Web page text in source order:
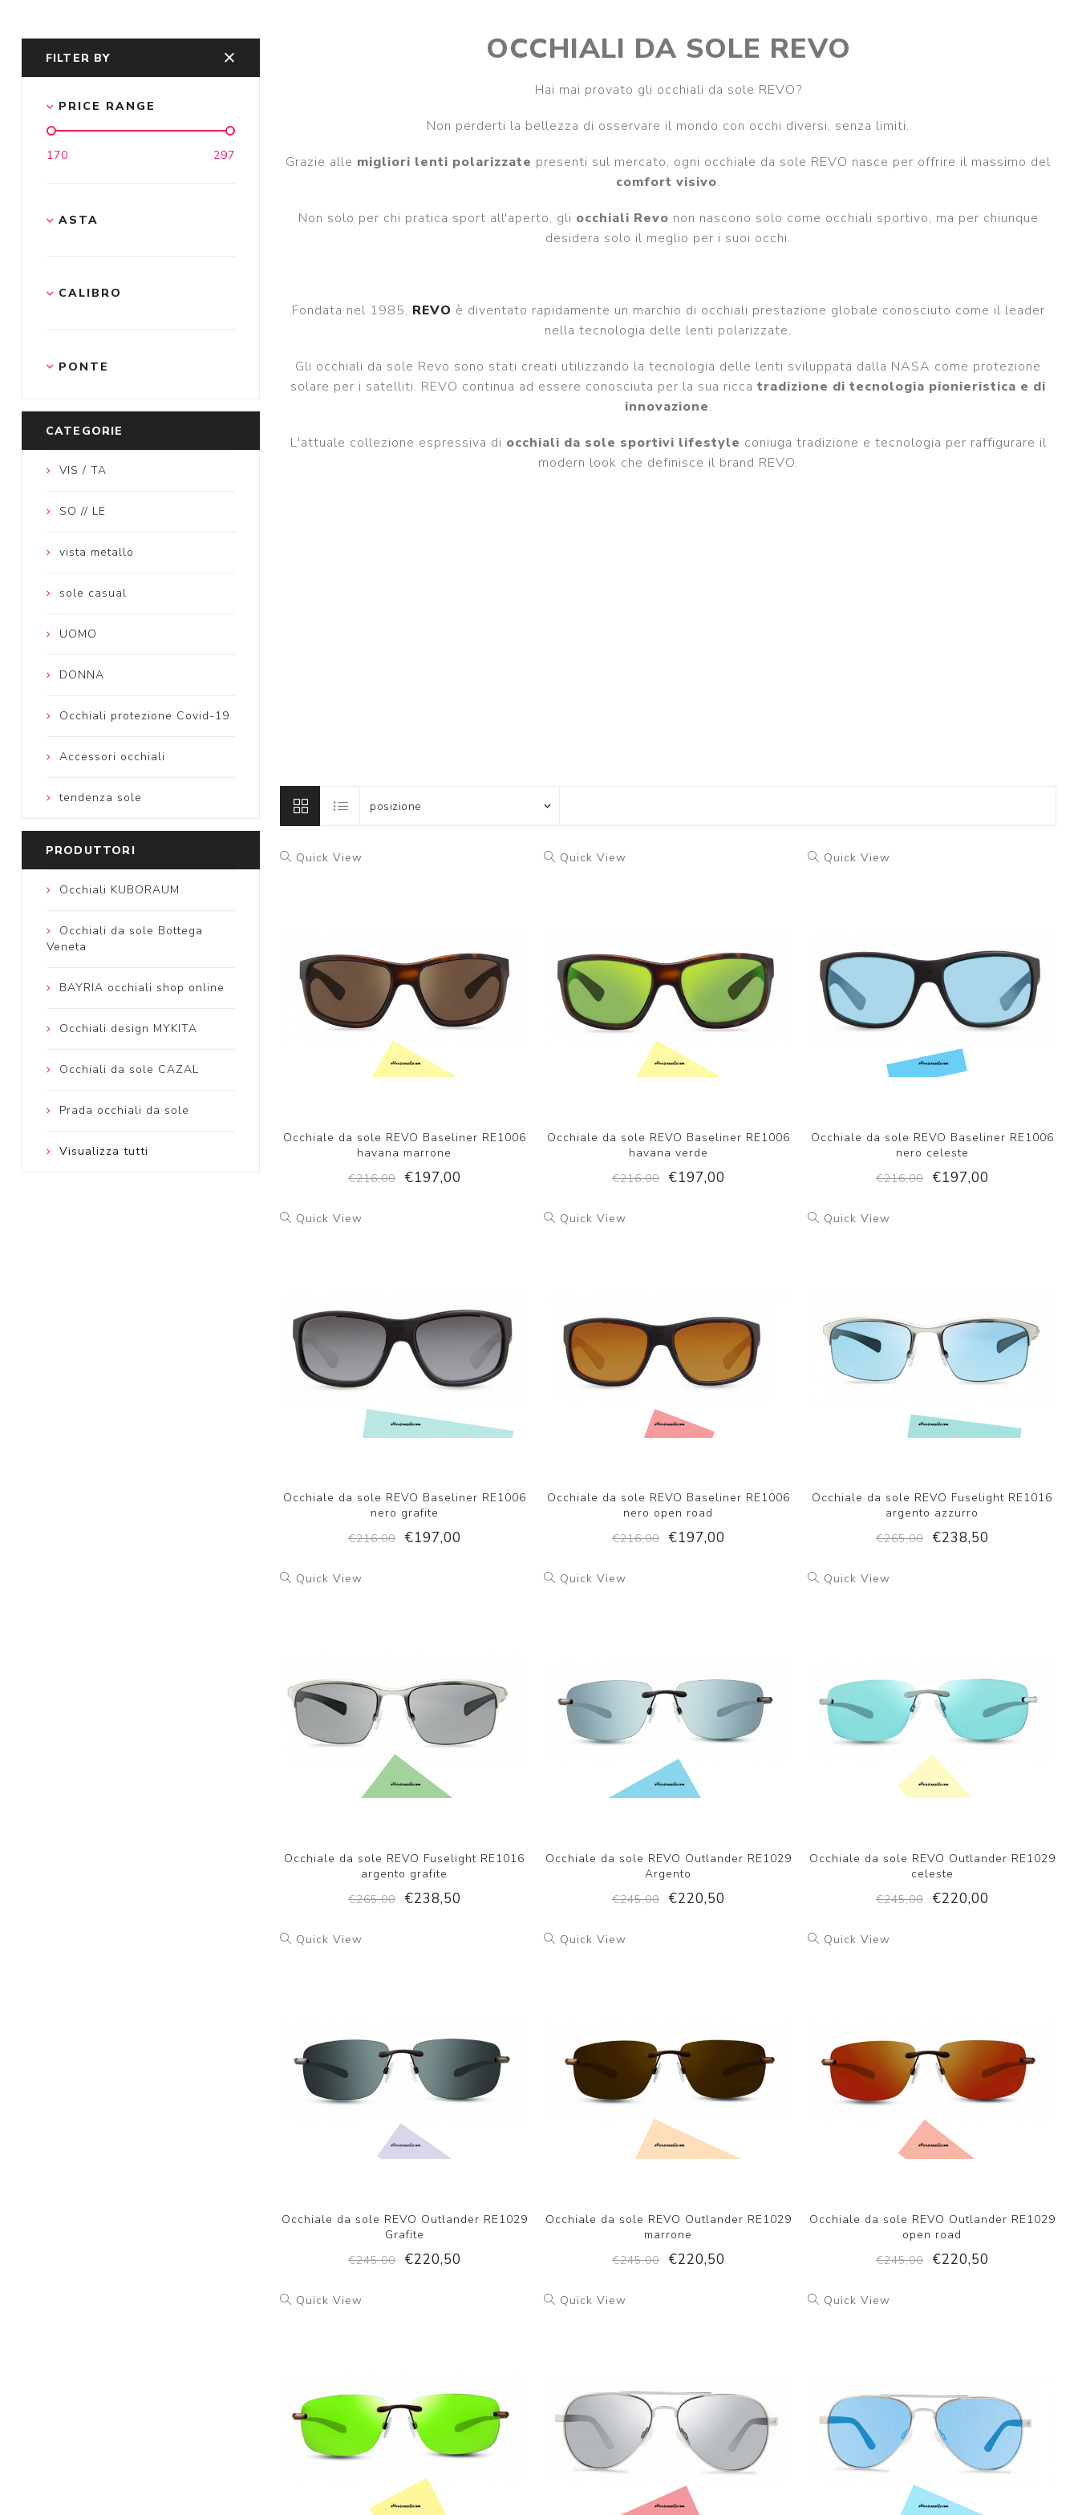
da vista
vista
vista
View all
PRADA LINEA ROSSA
occhiali da sole
sole
MIUMIU occhiali da sole
OCCHIALI DA SOLE REVO
Hai mai provato gli occhiali da sole REVO?
Non perderti la bellezza di osservare il mondo con occhi diversi, senza limiti.
Grazie alle migliori lenti polarizzate presenti sul mercato, ogni occhiale da sole REVO nasce per offrire il massimo del
comfort visivo.
Non solo per chi pratica sport all'aperto, gli occhiali Revo non nascono solo come occhiali sportivo, ma per chiunque
desidera solo il meglio per i suoi occhi.
Fondata nel 1985, REVO è diventato rapidamente un marchio di occhiali prestazione globale conosciuto come il leader
nella tecnologia delle lenti polarizzate.
Gli occhiali da sole Revo sono stati creati utilizzando la tecnologia delle lenti sviluppata dalla NASA come protezione
solare per i satelliti. REVO continua ad essere conosciuta per la sua riccatradizione di tecnologia pionieristica e di
innovazione.
L'attuale collezione espressiva di occhiali da sole sportivi lifestyle coniuga tradizione e tecnologia per raffigurare il
modern look che definisce il brand REVO.
Quick View
Occhiale da sole REVO Baseliner RE1006
havana marrone
€216,00
€197,00
Quick View
Occhiale da sole REVO Baseliner RE1006
havana verde
€216,00
€197,00
Quick View
Occhiale da sole REVO Baseliner RE1006
nero celeste
€216,00
€197,00
Quick View
Occhiale da sole REVO Baseliner RE1006
nero grafite
€216,00
€197,00
Quick View
Occhiale da sole REVO Baseliner RE1006
nero open road
€216,00
€197,00
Quick View
Occhiale da sole REVO Fuselight RE1016
argento azzurro
€265,00
€238,50
Quick View
Occhiale da sole REVO Fuselight RE1016
argento grafite
€265,00
€238,50
Quick View
Occhiale da sole REVO Outlander RE1029
Argento
€245,00
€220,50
Quick View
Occhiale da sole REVO Outlander RE1029
celeste
€245,00
€220,00
Quick View
Occhiale da sole REVO Outlander RE1029
Grafite
€245,00
€220,50
Quick View
Occhiale da sole REVO Outlander RE1029
marrone
€245,00
€220,50
Quick View
Occhiale da sole REVO Outlander RE1029
open road
€245,00
€220,50
Quick View Quick View Quick View
FILTER BY
PRICE RANGE
170 297
ASTA
CALIBRO
PONTE
CATEGORIE
VIS / TA
SO // LE
vista metallo
sole casual
UOMO
DONNA
Occhiali protezione Covid-19
Accessori occhiali
tendenza sole
PRODUTTORI
Occhiali KUBORAUM
Occhiali da sole Bottega
Veneta
BAYRIA occhiali shop online
Occhiali design MYKITA
Occhiali da sole CAZAL
Prada occhiali da sole
Visualizza tutti